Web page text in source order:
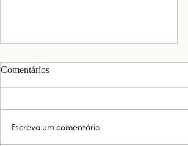
O que é a Creatinina?
Comentários
Escreva um comentário